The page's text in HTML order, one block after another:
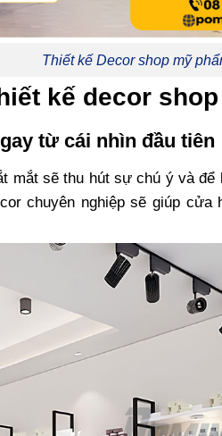
Thiết kế Decor shop mỹ
kế decor
từ cái nhìn đầu tiên
mắt sẽ thu hút sự chú ý và
chuyên nghiệp sẽ giúp